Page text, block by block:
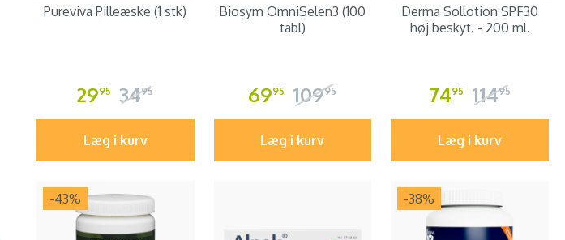
Pureviva Pilleæske (1 stk)
2995 3495
Læg i kurv
Biosym OmniSelen3 (100
tabl)
6995 10995
Læg i kurv
Derma Sollotion SPF30
høj beskyt. - 200 ml.
7495 11495
Læg i kurv
-43% -38%